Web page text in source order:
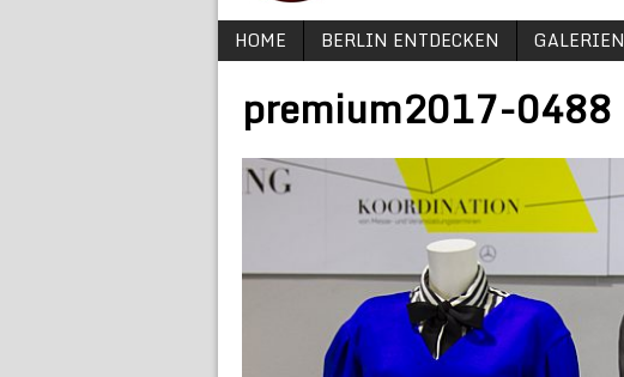
HOME BERLIN ENTDECKEN GALERIEN
premium2017-0488